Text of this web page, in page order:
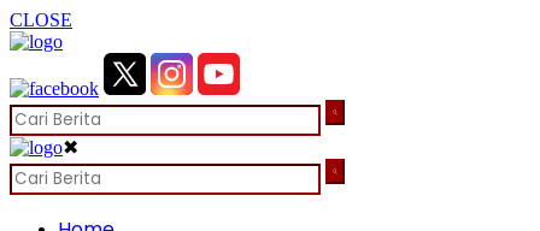
CLOSE
✖